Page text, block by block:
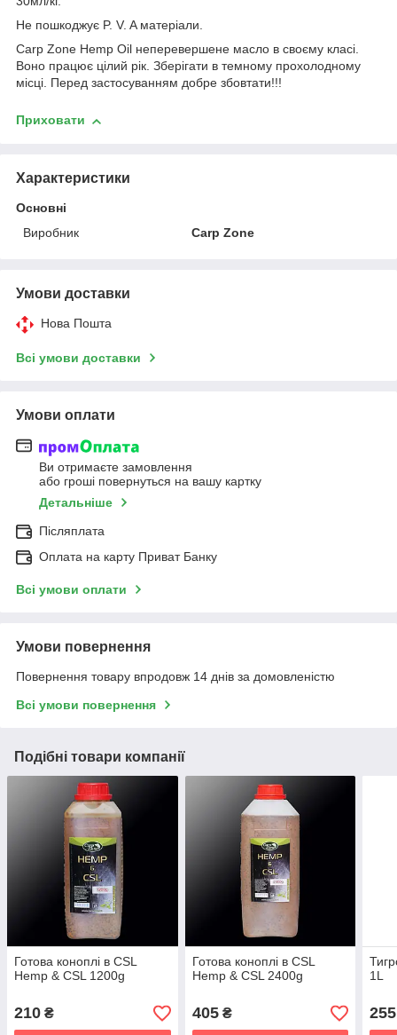
Не пошкоджує P. V. A матеріали.
Carp Zone Hemp Oil неперевершене масло в своєму класі.
Воно працює цілий рік. Зберігати в темному прохолодному
місці. Перед застосуванням добре збовтати!!!
Приховати
Характеристики
Основні
Виробник
Carp Zone
Умови доставки
Нова Пошта
Всі умови доставки
Умови оплати
Ви отримаєте замовлення
або гроші повернуться на вашу картку
Детальніше
Післяплата
Оплата на карту Приват Банку
Всі умови оплати
Умови повернення
Повернення товару впродовж 14 днів за домовленістю
Всі умови повернення
Подібні товари компанії
Готова коноплі в CSL
Hemp & CSL 1200g
210 ₴
Готова коноплі в CSL
Hemp & CSL 2400g
405₴
1L
255